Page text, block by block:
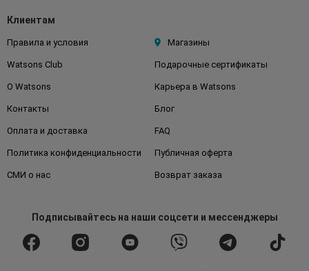
Клиентам
Правила и условия Магазины
Watsons Club Подарочные сертификаты
О Watsons Карьера в Watsons
Контакты Блог
Оплата и доставка FAQ
Политика конфиденциальности Публичная оферта
СМИ о нас Возврат заказа
Подписывайтесьна наши соцсети и мессенджеры